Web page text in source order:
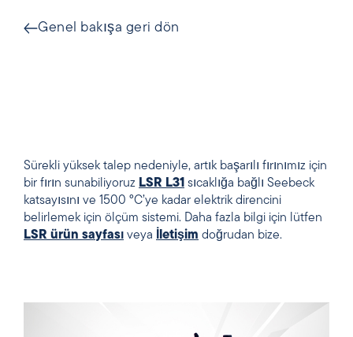
Genel bakışa geri dön
Sürekli yüksek talep nedeniyle, artık başarılı fırınımız için
bir fırın sunabiliyoruz LSR L31 sıcaklığa bağlı Seebeck
katsayısını ve 1500 °C’ye kadar elektrik direncini
belirlemek için ölçüm sistemi. Daha fazla bilgi için lütfen
LSR ürün sayfası veya İletişim doğrudan bize.